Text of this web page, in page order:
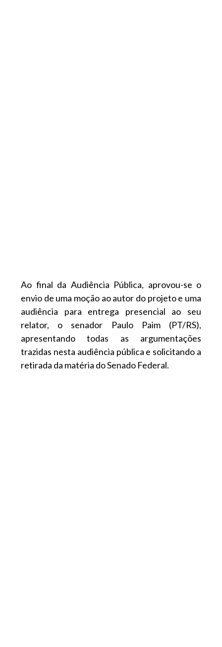
Ao final da Audiência Pública, aprovou-se o
envio de uma moção ao autor do projeto e uma
audiência para entrega presencial ao seu
relator, o senador Paulo Paim (PT/RS),
apresentando todas as argumentações
trazidas nesta audiência pública e solicitando a
retirada da matéria do Senado Federal.